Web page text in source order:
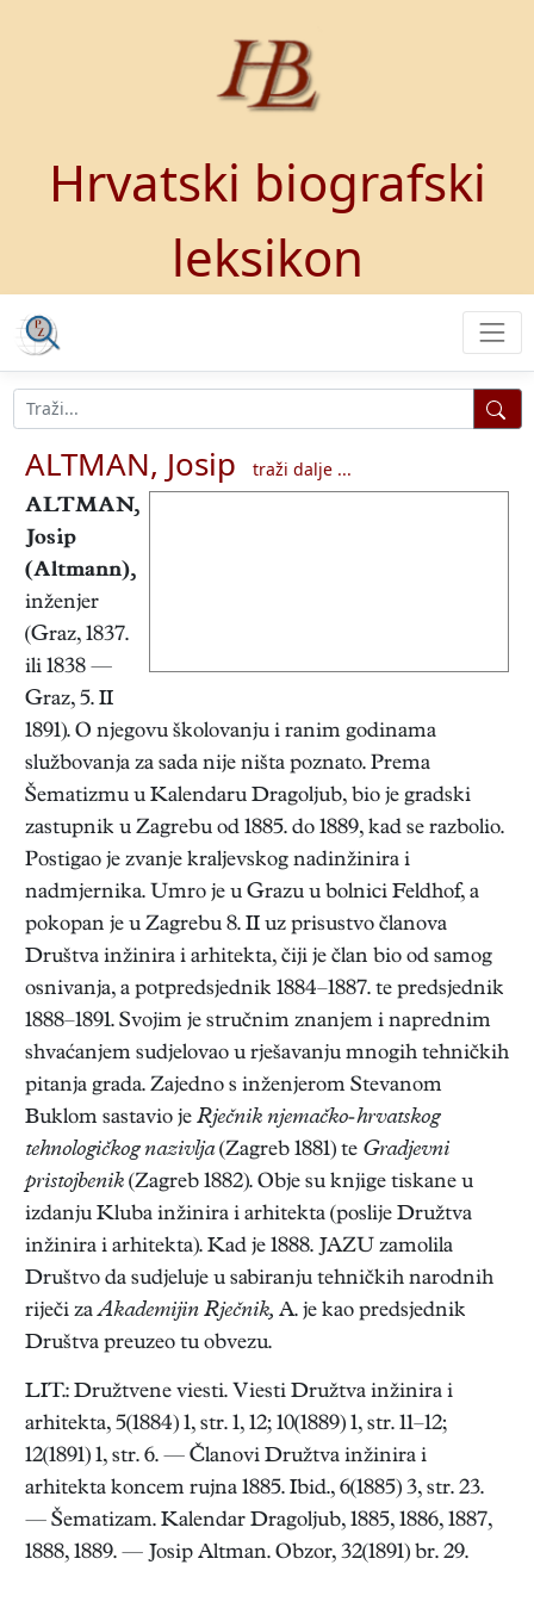
Hrvatski biografski
leksikon
ALTMAN, Josip
traži dalje ...
ALTMAN,
Josip
(Altmann),
inženjer
(Graz, 1837.
ili 1838 —
Graz, 5. II
1891). O njegovu školovanju i ranim godinama
službovanja za sada nije ništa poznato. Prema
Šematizmu u Kalendaru Dragoljub, bio je gradski
zastupnik u Zagrebu od 1885. do 1889, kad se razbolio.
Postigao je zvanje kraljevskog nadinžinira i
nadmjernika. Umro je u Grazu u bolnici Feldhof, a
pokopan je u Zagrebu 8. II uz prisustvo članova
Društva inžinira i arhitekta, čiji je član bio od samog
osnivanja, a potpredsjednik 1884–1887. te predsjednik
1888–1891. Svojim je stručnim znanjem i naprednim
shvaćanjem sudjelovao u rješavanju mnogih tehničkih
pitanja grada. Zajedno s inženjerom Stevanom
Buklom sastavio je Rječnik njemačko-hrvatskog
tehnologičkog nazivlja(Zagreb 1881) te Gradjevni
pristojbenik (Zagreb 1882). Obje su knjige tiskane u
izdanju Kluba inžinira i arhitekta (poslije Družtva
inžinira i arhitekta). Kad je 1888. JAZU zamolila
Društvo da sudjeluje u sabiranju tehničkih narodnih
riječi zaAkademijin Rječnik, A. je kao predsjednik
Društva preuzeo tu obvezu.
LIT.: Družtvene viesti. Viesti Družtva inžinira i
arhitekta, 5(1884) 1, str. 1, 12; 10(1889) 1, str. 11–12;
12(1891) 1, str. 6. — Članovi Družtva inžinira i
arhitekta koncem rujna 1885. Ibid., 6(1885) 3, str. 23.
— Šematizam. Kalendar Dragoljub, 1885, 1886, 1887,
1888, 1889. — Josip Altman. Obzor, 32(1891) br. 29.